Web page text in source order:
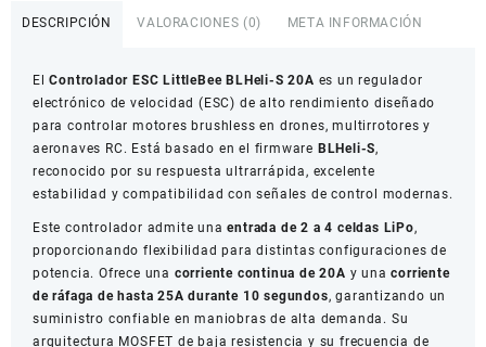
cantidad
DESCRIPCIÓN VALORACIONES (0) META INFORMACIÓN
ElControlador ESC LittleBee BLHeli-S 20A es un regulador
electrónico de velocidad (ESC) de alto rendimiento diseñado
para controlar motores brushless en drones, multirrotores y
aeronaves RC. Está basado en el firmware BLHeli-S,
reconocido por su respuesta ultrarrápida, excelente
estabilidad y compatibilidad con señales de control modernas.
Este controlador admite unaentrada de 2 a 4 celdas LiPo,
proporcionando flexibilidad para distintas configuraciones de
potencia. Ofrece una corriente continua de 20A y unacorriente
de ráfaga de hasta 25A durante 10 segundos, garantizando un
suministro confiable en maniobras de alta demanda. Su
arquitectura MOSFET de baja resistencia y su frecuencia de